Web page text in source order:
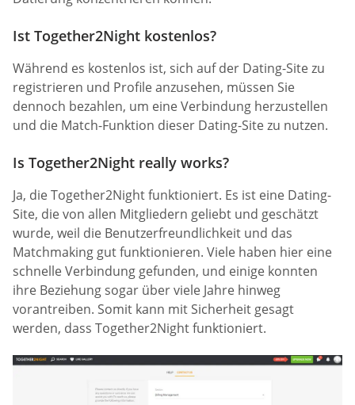
Ist Together2Night kostenlos?
Während es kostenlos ist, sich auf der Dating-Site zu
registrieren und Profile anzusehen, müssen Sie
dennoch bezahlen, um eine Verbindung herzustellen
und die Match-Funktion dieser Dating-Site zu nutzen.
Is Together2Night really works?
Ja, die Together2Night funktioniert. Es ist eine Dating-
Site, die von allen Mitgliedern geliebt und geschätzt
wurde, weil die Benutzerfreundlichkeit und das
Matchmaking gut funktionieren. Viele haben hier eine
schnelle Verbindung gefunden, und einige konnten
ihre Beziehung sogar über viele Jahre hinweg
vorantreiben. Somit kann mit Sicherheit gesagt
werden, dass Together2Night funktioniert.